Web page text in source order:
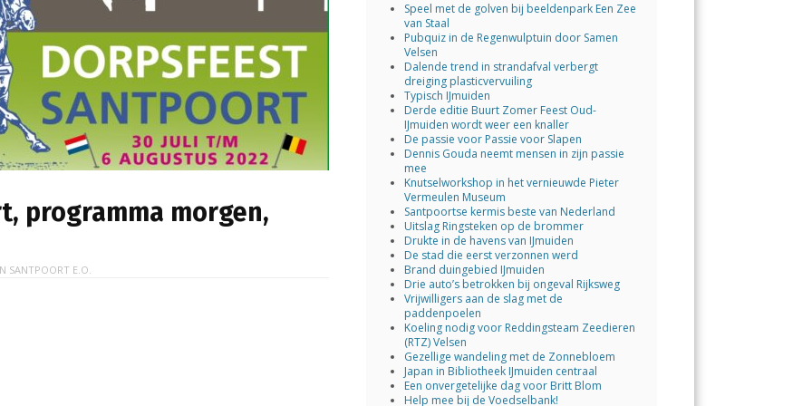
programma morgen,
SANTPOORT E.O.
Speel met de golven bij beeldenpark Een Zee
van Staal
Pubquiz in de Regenwulptuin door Samen
Velsen
Dalende trend in strandafval verbergt
dreiging plasticvervuiling
Typisch IJmuiden
Derde editie Buurt Zomer Feest Oud-
IJmuiden wordt weer een knaller
De passie voor Passie voor Slapen
Dennis Gouda neemt mensen in zijn passie
mee
Knutselworkshop in het vernieuwde Pieter
Vermeulen Museum
Santpoortse kermis beste van Nederland
Uitslag Ringsteken op de brommer
Drukte in de havens van IJmuiden
De stad die eerst verzonnen werd
Brand duingebied IJmuiden
Drie auto’s betrokken bij ongeval Rijksweg
Vrijwilligers aan de slag met de
paddenpoelen
Koeling nodig voor Reddingsteam Zeedieren
(RTZ) Velsen
Gezellige wandeling met de Zonnebloem
Japan in Bibliotheek IJmuiden centraal
Een onvergetelijke dag voor Britt Blom
Help mee bij de Voedselbank!